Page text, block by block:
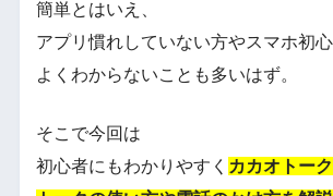
簡単とはいえ、
アプリ慣れしていない方やスマホ初
よくわからないことも多いはず。
そこで今回は
初心者にもわかりやすく カカオトー